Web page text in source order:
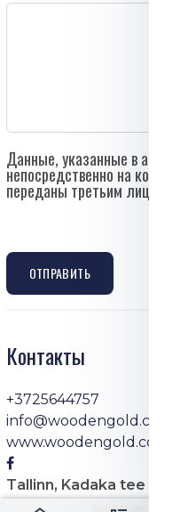
Данные, указанные в анкете,
непосредственно на
переданы третьим лицам.
ОТПРАВИТЬ
Контакты
+3725644757
info@woodengold.com
www.woodengold.com/
Tallinn, Kadaka tee 44